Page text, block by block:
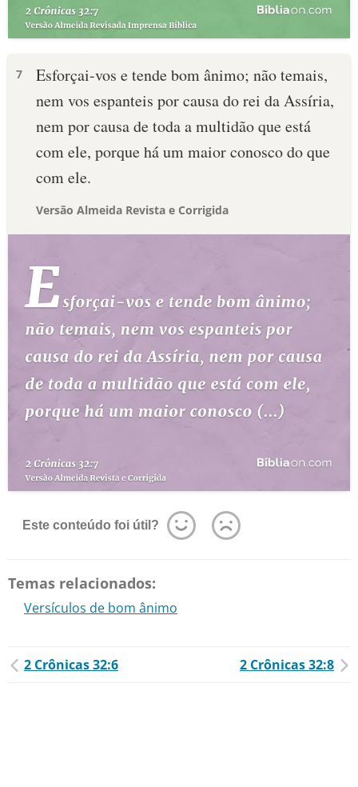
7
Esforçai-vos e tende bom ânimo; não temais,
nem vos espanteis por causa do rei da Assíria,
nem por causa de toda a multidão que está
com ele, porque há um maior conosco do que
com ele.
Versão Almeida Revista e Corrigida
Este conteúdo foi útil?
Temas relacionados:
Versículos de bom ânimo
2 Crônicas 32:6 2 Crônicas 32:8